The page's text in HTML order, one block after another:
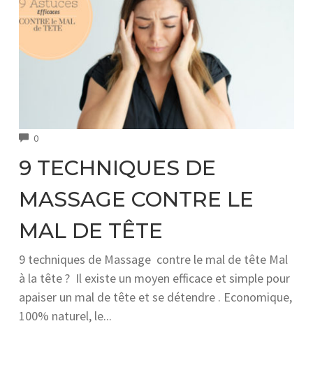
0COMMENTS
9 TECHNIQUES DE
MASSAGE CONTRE LE
MAL DE TÊTE
9 techniques de Massage contre le mal de tête Mal
à la tête ? Il existe un moyen efficace et simple pour
apaiser un mal de tête et se détendre . Economique,
100% naturel, le...